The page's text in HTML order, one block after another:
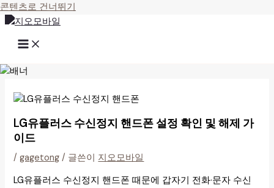
콘텐츠로 건너뛰기
LG유플러스 수신정지 핸드폰 설정 확인 및 해제 가
이드
/gagetong / 글쓴이 지오모바일
LG유플러스 수신정지 핸드폰 때문에 갑자기 전화·문자 수신